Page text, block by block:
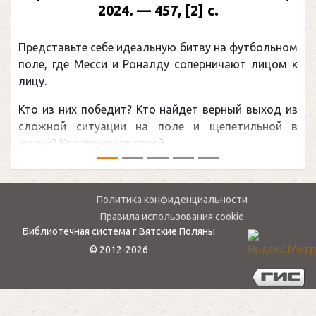
Москва, 2024 (макет 2025). — 133, [2] с.
Погоня Александра Овечкина за снайперским
обсуждаемая хоккейная тема последних лет в
мире.Перед сезоном Национальной хоккейной лиги
— ...
Политика конфиденциальности
Правила использования cookie